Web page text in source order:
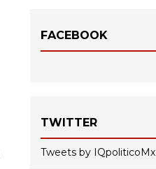
FACEBOOK
TWITTER
Tweets by IQpoliticoMx